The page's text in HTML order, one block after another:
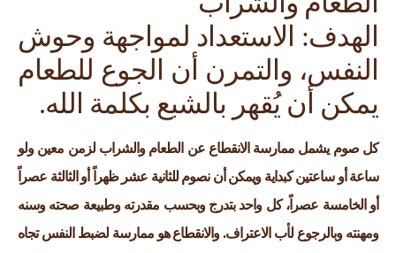
الهدف: الاستعداد لمواجهة وحوش
النفس، والتمرن أن الجوع للطعام
يمكن أن يُقهر بالشبع بكلمة الله.
كل صوم يشمل ممارسة الانقطاع عن الطعام والشراب لزمن معين ولو
ساعة أو ساعتين كبداية ويمكن أن نصوم للثانية عشر ظهراً أو الثالثة عصراً
أو الخامسة عصراً، كل واحد بتدرج وبحسب مقدرته وطبيعة صحته وسنه
ومهنته وبالرجوع لأب الاعتراف. والانقطاع هو ممارسة لضبط النفس تجاه